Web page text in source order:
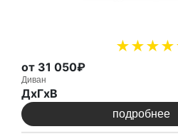
от 31 050₽
Диван
ДxГxВ
подробнее